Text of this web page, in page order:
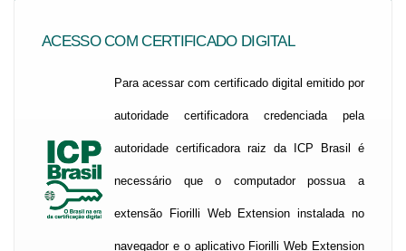
ACESSO COM CERTIFICADO DIGITAL
Para acessar com certificado digital emitido por
autoridade certificadora credenciada pela
autoridade certificadora raiz da ICP Brasil é
necessário que o computador possua a
extensão Fiorilli Web Extension instalada no
navegador e o aplicativo Fiorilli Web Extension